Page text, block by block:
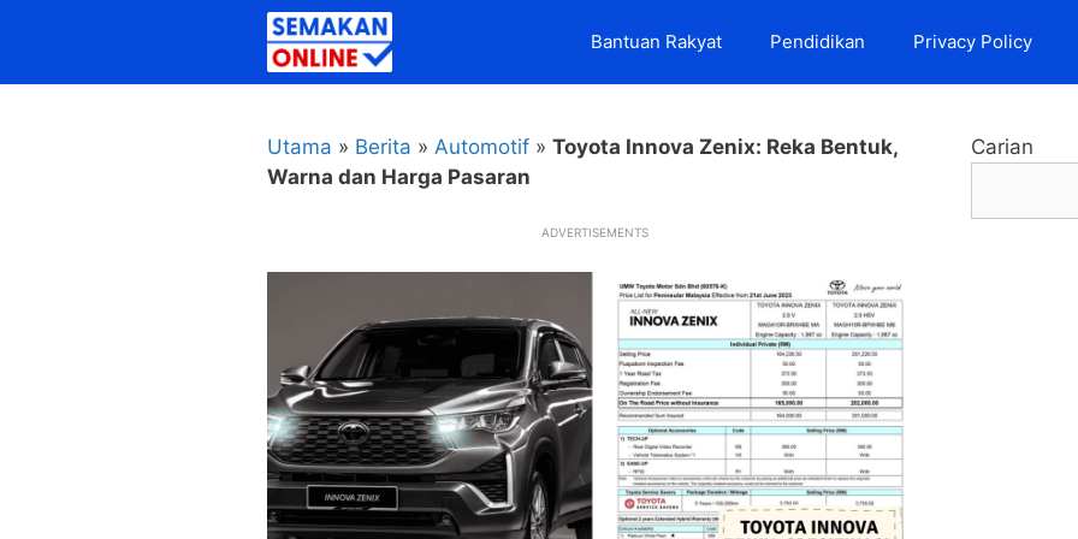
Bantuan Rakyat Pendidikan Privacy Policy
Utama » Berita » Automotif » Toyota Innova Zenix: Reka Bentuk,
Warna dan Harga Pasaran
ADVERTISEMENTS
Carian